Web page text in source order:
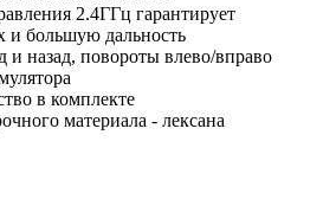
2.4ГГц гарантирует
и большую дальность
и назад, повороты влево/вправо
в комплекте
материала - лексана